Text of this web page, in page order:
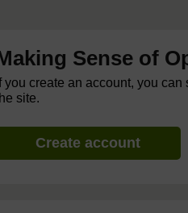
Sense of
you create an account, you
site.
Create account